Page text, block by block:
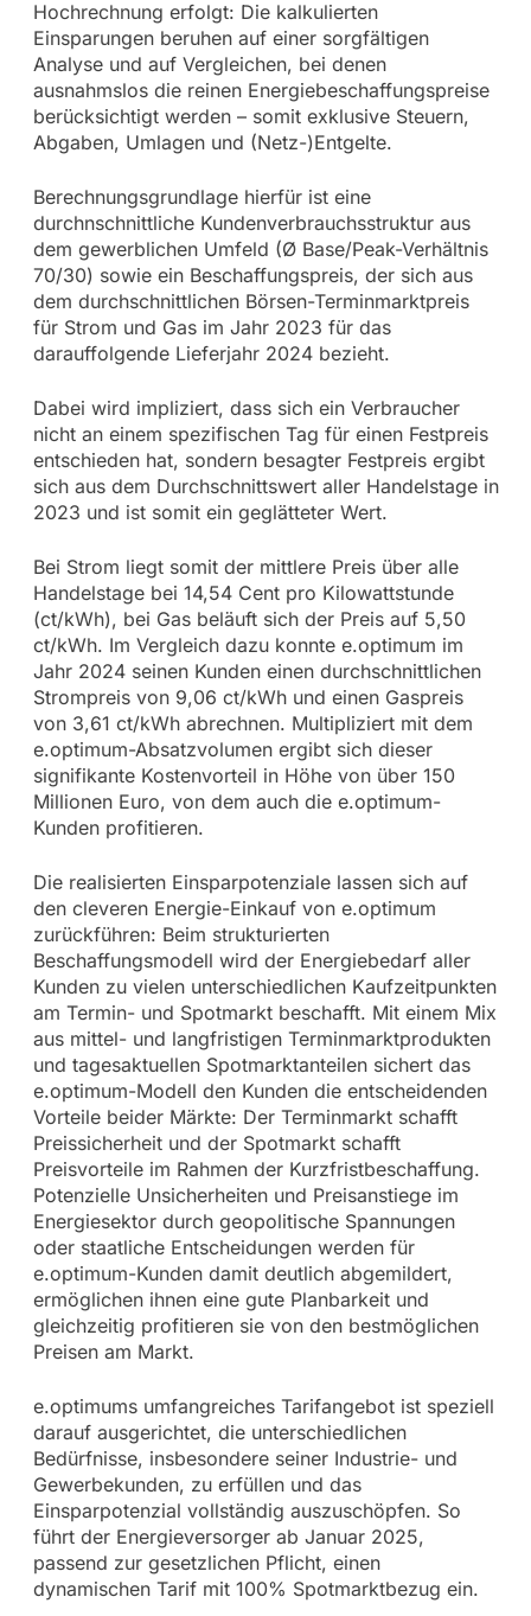
Hochrechnung erfolgt: Die kalkulierten
Einsparungen beruhen auf einer sorgfältigen
Analyse und auf Vergleichen, bei denen
ausnahmslos die reinen Energiebeschaffungspreise
berücksichtigt werden – somit exklusive Steuern,
Abgaben, Umlagen und (Netz-)Entgelte.
Berechnungsgrundlage hierfür ist eine
durchnschnittliche Kundenverbrauchsstruktur aus
dem gewerblichen Umfeld (Ø Base/Peak-Verhältnis
70/30) sowie ein Beschaffungspreis, der sich aus
dem durchschnittlichen Börsen-Terminmarktpreis
für Strom und Gas im Jahr 2023 für das
darauffolgende Lieferjahr 2024 bezieht.
Dabei wird impliziert, dass sich ein Verbraucher
nicht an einem spezifischen Tag für einen Festpreis
entschieden hat, sondern besagter Festpreis ergibt
sich aus dem Durchschnittswert aller Handelstage in
2023 und ist somit ein geglätteter Wert.
Bei Strom liegt somit der mittlere Preis über alle
Handelstage bei 14,54 Cent pro Kilowattstunde
(ct/kWh), bei Gas beläuft sich der Preis auf 5,50
ct/kWh. Im Vergleich dazu konnte e.optimum im
Jahr 2024 seinen Kunden einen durchschnittlichen
Strompreis von 9,06 ct/kWh und einen Gaspreis
von 3,61 ct/kWh abrechnen. Multipliziert mit dem
e.optimum-Absatzvolumen ergibt sich dieser
signifikante Kostenvorteil in Höhe von über 150
Millionen Euro, von dem auch die e.optimum-
Kunden profitieren.
Die realisierten Einsparpotenziale lassen sich auf
den cleveren Energie-Einkauf von e.optimum
zurückführen: Beim strukturierten
Beschaffungsmodell wird der Energiebedarf aller
Kunden zu vielen unterschiedlichen Kaufzeitpunkten
am Termin- und Spotmarkt beschafft. Mit einem Mix
aus mittel- und langfristigen Terminmarktprodukten
und tagesaktuellen Spotmarktanteilen sichert das
e.optimum-Modell den Kunden die entscheidenden
Vorteile beider Märkte: Der Terminmarkt schafft
Preissicherheit und der Spotmarkt schafft
Preisvorteile im Rahmen der Kurzfristbeschaffung.
Potenzielle Unsicherheiten und Preisanstiege im
Energiesektor durch geopolitische Spannungen
oder staatliche Entscheidungen werden für
e.optimum-Kunden damit deutlich abgemildert,
ermöglichen ihnen eine gute Planbarkeit und
gleichzeitig profitieren sie von den bestmöglichen
Preisen am Markt.
e.optimums umfangreiches Tarifangebot ist speziell
darauf ausgerichtet, die unterschiedlichen
Bedürfnisse, insbesondere seiner Industrie- und
Gewerbekunden, zu erfüllen und das
Einsparpotenzial vollständig auszuschöpfen. So
führt der Energieversorger ab Januar 2025,
passend zur gesetzlichen Pflicht, einen
dynamischen Tarif mit 100% Spotmarktbezug ein.